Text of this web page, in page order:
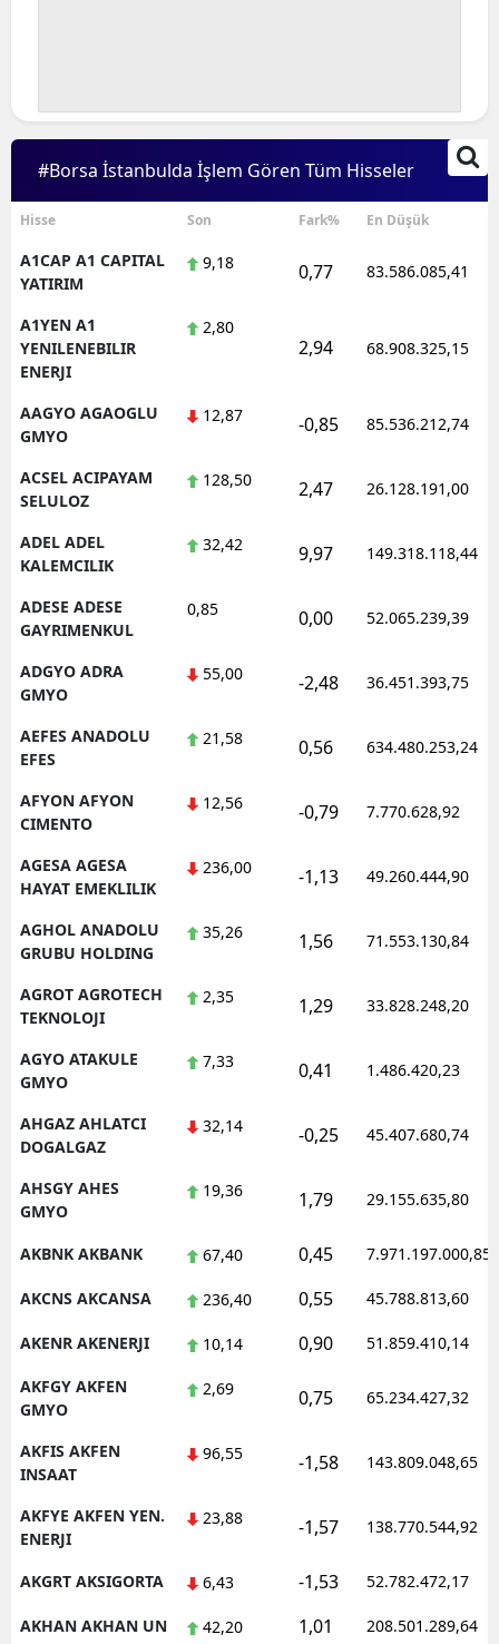
Çankırı
Çorum
Denizli
Diyarbakır
Elazığ
Eskişehir
Gümüşhane
Hakkari
Mersin
Kırşehir
Kütahya
Kahramanmaraş
Nevşehir
Niğde
#Borsa İstanbulda İşlem Gören Tüm Hisseler
Hisse Son Fark% En Düşük
A1CAP A1 CAPITAL
YATIRIM
9,18 0,77 83.586.085,41
A1YEN A1
YENILENEBILIR
ENERJI
2,80
2,94 68.908.325,15
AAGYO AGAOGLU
GMYO
12,87 -0,85 85.536.212,74
ACSEL ACIPAYAM
SELULOZ
128,50 2,47 26.128.191,00
ADEL ADEL
KALEMCILIK
32,42 9,97 149.318.118,44
ADESE ADESE
GAYRIMENKUL
0,85 0,00 52.065.239,39
ADGYO ADRA
GMYO
55,00 -2,48 36.451.393,75
AEFES ANADOLU
EFES
21,58 0,56 634.480.253,24
AFYON AFYON
CIMENTO
12,56 -0,79 7.770.628,92
AGESA AGESA
HAYAT EMEKLILIK
236,00 -1,13 49.260.444,90
AGHOL ANADOLU
GRUBU HOLDING
35,26 1,56 71.553.130,84
AGROT AGROTECH
TEKNOLOJI
2,35 1,29 33.828.248,20
AGYO ATAKULE
GMYO
7,33 0,41 1.486.420,23
AHGAZ AHLATCI
DOGALGAZ
32,14 -0,25 45.407.680,74
AHSGY AHES
GMYO
19,36 1,79 29.155.635,80
AKBNK AKBANK 67,40 0,45 7.971.197.000,85
AKCNS AKCANSA 236,40 0,55 45.788.813,60
AKENR AKENERJI 10,14 0,90 51.859.410,14
AKFGY AKFEN
GMYO
2,69 0,75 65.234.427,32
AKFIS AKFEN
INSAAT
96,55 -1,58 143.809.048,65
AKFYE AKFEN YEN.
ENERJI
23,88 -1,57 138.770.544,92
AKGRT AKSIGORTA 6,43 -1,53 52.782.472,17
AKHAN AKHAN UN 42,20 1,01 208.501.289,64